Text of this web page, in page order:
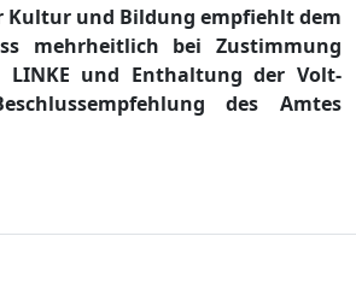
Kultur und Bildung empfiehlt dem
mehrheitlich bei Zustimmung
LINKE und Enthaltung der Volt-
des Amtes